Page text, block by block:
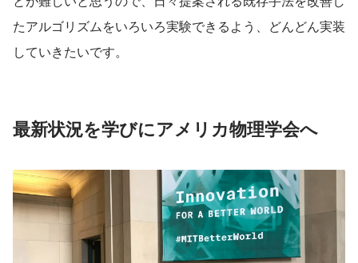
たアルゴリズムをいろいろ実験できるよう、どんどん実装
していきたいです。
最新状況を学びにアメリカ物理学会へ